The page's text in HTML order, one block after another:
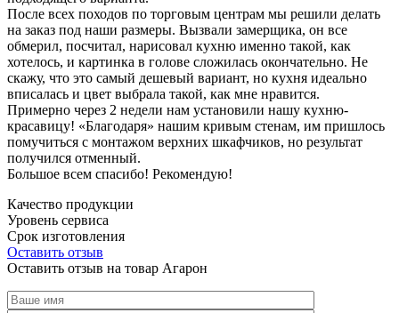
После всех походов по торговым центрам мы решили делать
на заказ под наши размеры. Вызвали замерщика, он все
обмерил, посчитал, нарисовал кухню именно такой, как
хотелось, и картинка в голове сложилась окончательно. Не
скажу, что это самый дешевый вариант, но кухня идеально
вписалась и цвет выбрала такой, как мне нравится.
Примерно через 2 недели нам установили нашу кухню-
красавицу! «Благодаря» нашим кривым стенам, им пришлось
помучиться с монтажом верхних шкафчиков, но результат
получился отменный.
Большое всем спасибо! Рекомендую!
Качество продукции
Уровень сервиса
Срок изготовления
Оставить отзыв
Оставить отзыв на товар Агарон